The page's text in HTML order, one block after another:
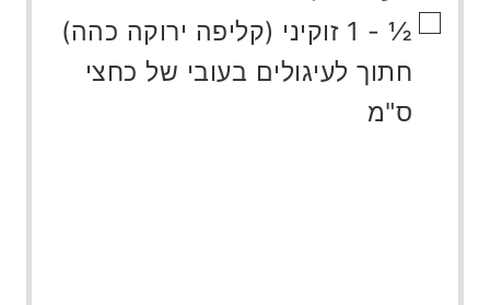
▢
½ - 1
זוקיני (קליפה ירוקה כהה)
חתוך לעיגולים בעובי של כחצי
ס"מ